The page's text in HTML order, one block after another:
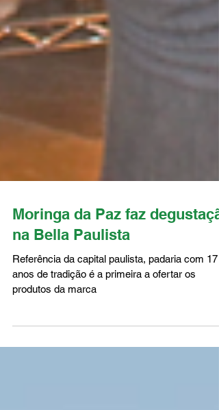
Moringa da Paz faz
na Bella Paulista
produtos da marca